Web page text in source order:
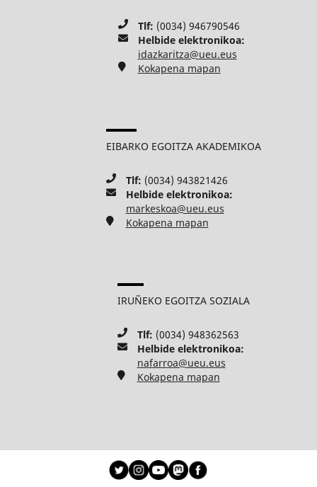
Tlf: (0034) 946790546
Helbide elektronikoa:
idazkaritza@ueu.eus
Kokapena mapan
EIBARKO EGOITZA AKADEMIKOA
Tlf: (0034) 943821426
Helbide elektronikoa:
markeskoa@ueu.eus
Kokapena mapan
IRUÑEKO EGOITZA SOZIALA
Tlf: (0034) 948362563
Helbide elektronikoa:
nafarroa@ueu.eus
Kokapena mapan